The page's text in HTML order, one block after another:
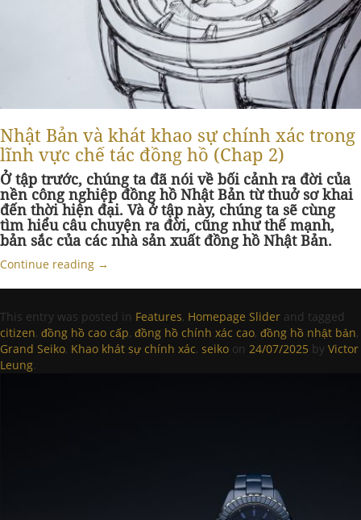
Nhật Bản và khát khao sự chính xác trong
lĩnh vực chế tác đồng hồ (Chap 2)
Ở tập trước, chúng ta đã nói về bối cảnh ra đời của
nền công nghiệp đồng hồ Nhật Bản từ thuở sơ khai
đến thời hiện đại. Và ở tập này, chúng ta sẽ cùng
tìm hiểu câu chuyện ra đời, cũng như thế mạnh,
bản sắc của các nhà sản xuất đồng hồ Nhật Bản.
Continue reading →
This entry was posted in Features, Homepage Slider and tagged
citizen, đồng hồ cao cấp, đồng hồ chính xác cao, đồng hồ nhật bản,
Grand Seiko, Khao khát sự chính xác, seiko on 24/07/2025 by Victor
Leung.